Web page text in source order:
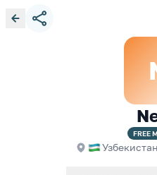
FREE
Узбекистан